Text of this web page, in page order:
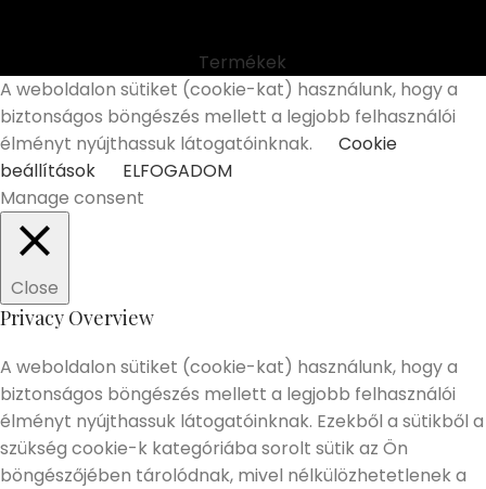
Termékek
A weboldalon sütiket (cookie-kat) használunk, hogy a
biztonságos böngészés mellett a legjobb felhasználói
élményt nyújthassuk látogatóinknak.
Cookie
beállítások
ELFOGADOM
Manage consent
Close
Privacy Overview
A weboldalon sütiket (cookie-kat) használunk, hogy a
biztonságos böngészés mellett a legjobb felhasználói
élményt nyújthassuk látogatóinknak. Ezekből a sütikből a
szükség cookie-k kategóriába sorolt sütik az Ön
böngészőjében tárolódnak, mivel nélkülözhetetlenek a